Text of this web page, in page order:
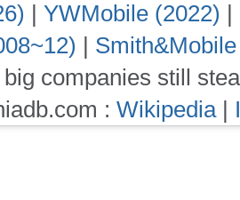
| YWMobile (2022) |
|
companies still
: Wikipedia|